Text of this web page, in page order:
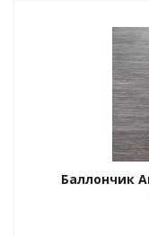
Баллончик